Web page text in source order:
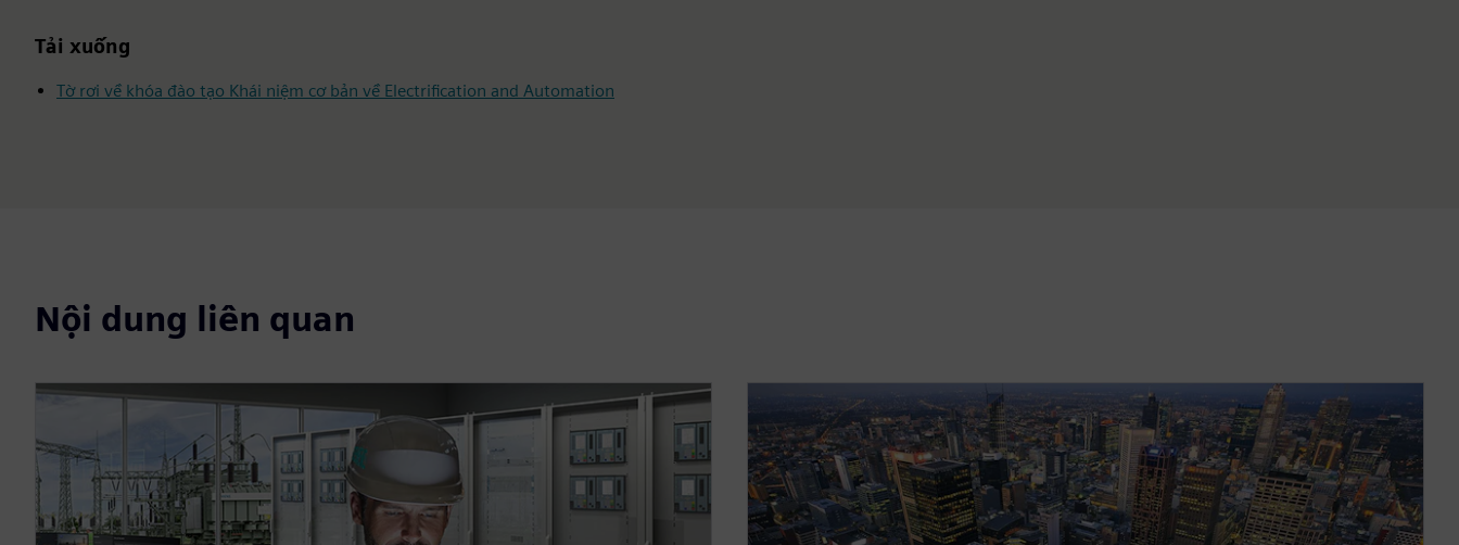
Tải xuống
Tờ rơi về khóa đào tạo Khái niệm cơ bản về Electrification and Automation
Nội dung liên quan